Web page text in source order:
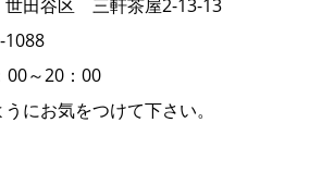
世田谷区 三軒茶屋2-13-13
1088
00～20：00
にお気をつけて下さい。